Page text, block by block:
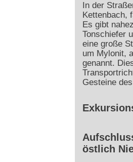
In der
Kettenbach,
Es gibt
Tonschiefer
eine große
um Mylonit,
genannt.
Gesteine
östlich